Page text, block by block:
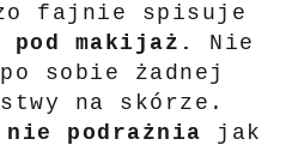
fajnie spisuje
pod makijaż.
Nie
sobie żadnej
na skórze.
nie podrażnia jak